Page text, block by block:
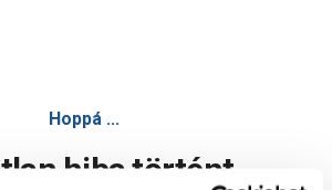
Hoppá ...
hiba történt